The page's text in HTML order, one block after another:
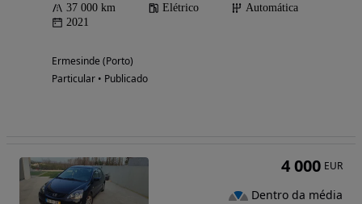
37 000 km Elétrico
Automática
2021
Ermesinde (Porto)
Particular • Publicado
4 000 EUR
Dentro da média